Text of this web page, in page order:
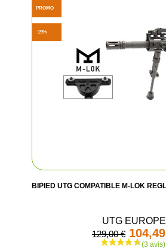
BIPIED UTG COMPATIBLE M-LOK
UTG EUROPE
129,00 €
PROMO
-19%